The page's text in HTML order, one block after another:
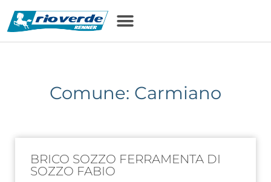
Comune: Carmiano
BRICO SOZZO FERRAMENTA DI
SOZZO FABIO